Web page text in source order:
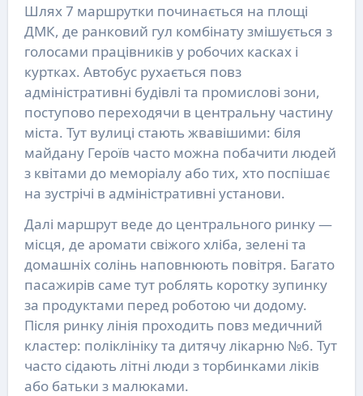
Шлях 7 маршрутки починається на площі
ДМК, де ранковий гул комбінату змішується з
голосами працівників у робочих касках і
куртках. Автобус рухається повз
адміністративні будівлі та промислові зони,
поступово переходячи в центральну частину
міста. Тут вулиці стають жвавішими: біля
майдану Героїв часто можна побачити людей
з квітами до меморіалу або тих, хто поспішає
на зустрічі в адміністративні установи.
Далі маршрут веде до центрального ринку —
місця, де аромати свіжого хліба, зелені та
домашніх солінь наповнюють повітря. Багато
пасажирів саме тут роблять коротку зупинку
за продуктами перед роботою чи додому.
Після ринку лінія проходить повз медичний
кластер: поліклініку та дитячу лікарню №6. Тут
часто сідають літні люди з торбинками ліків
або батьки з малюками.